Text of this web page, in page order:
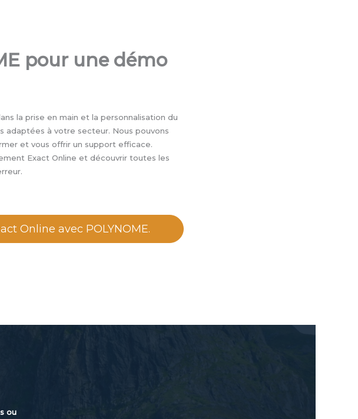
pour une démo
la prise en main et la personnalisation du
adaptées à votre secteur. Nous pouvons
et vous offrir un support efficace.
Exact Online et découvrir toutes les
Online avec POLYNOME.
ou